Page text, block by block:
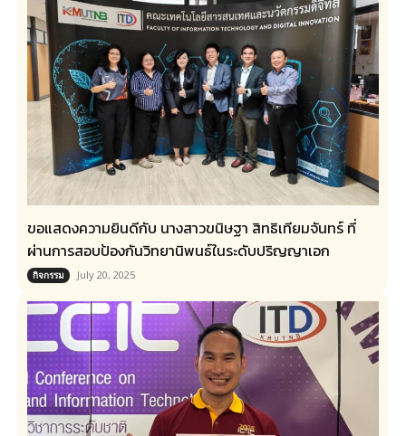
ขอแสดงความยินดี​กับ นางสาวขนิษฐา สิทธิเทียมจันทร์ ที่
ผ่านการสอบป้องกันวิทยานิพนธ์ในระดับปริญญาเอก
กิจกรรม July 20, 2025